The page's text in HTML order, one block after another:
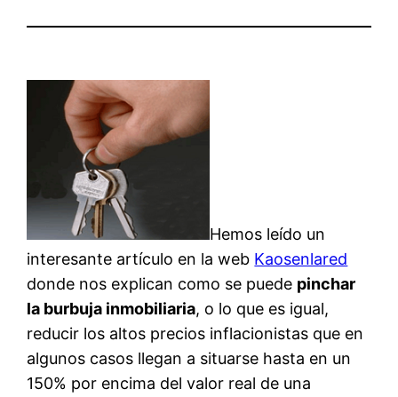
Hemos leído un
interesante artículo en la web Kaosenlared
donde nos explican como se puede pinchar
la burbuja inmobiliaria, o lo que es igual,
reducir los altos precios inflacionistas que en
algunos casos llegan a situarse hasta en un
150% por encima del valor real de una